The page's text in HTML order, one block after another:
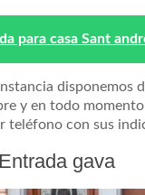
para casa Sant
disponemos
y en todo
teléfono con sus
gava